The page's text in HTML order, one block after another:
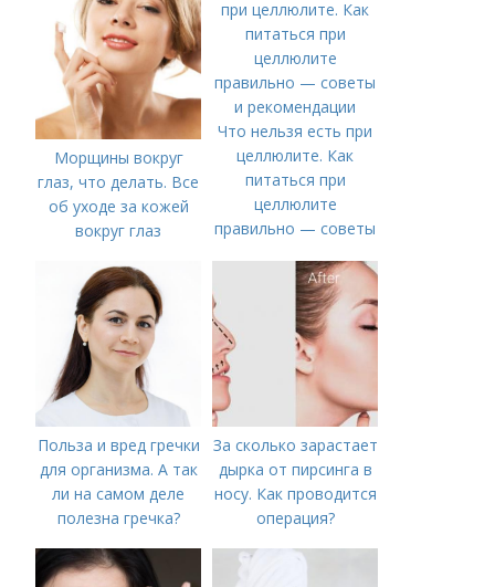
Морщины вокруг
глаз, что делать. Все
об уходе за кожей
вокруг глаз
Что нельзя есть при
целлюлите. Как
питаться при
целлюлите
правильно — советы
Польза и вред гречки
для организма. А так
ли на самом деле
полезна гречка?
За сколько зарастает
дырка от пирсинга в
носу. Как проводится
операция?